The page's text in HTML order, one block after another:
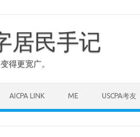
居民手记
得更宽广。
AICPA LINK ME USCPA考友